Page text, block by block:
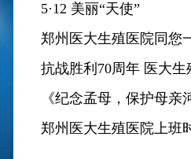
5·12 美丽“天使”
郑州医大生殖医院同您
抗战胜利70周年 医大
《纪念孟母，保护母亲
郑州医大生殖医院上班